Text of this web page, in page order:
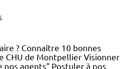
? Connaître 10 bonnes
CHU de Montpellier Visionner
nos agents" Postuler à nos